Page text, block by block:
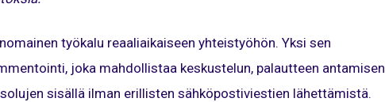
työkalu reaaliaikaiseen yhteistyöhön. Yksi sen
joka mahdollistaa keskustelun, palautteen antamisen
sisällä ilman erillisten sähköpostiviestien lähettämistä.